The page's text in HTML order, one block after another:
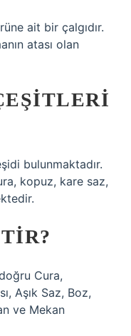
ait bir çalgıdır.
atası olan
bulunmaktadır.
kopuz, kare saz,
Cura,
Aşık Saz, Boz,
ve Mekan